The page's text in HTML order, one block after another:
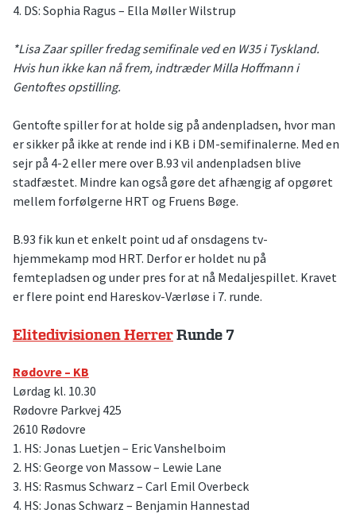
4. DS: Sophia Ragus – Ella Møller Wilstrup
*Lisa Zaar spiller fredag semifinale ved en W35 i Tyskland.
Hvis hun ikke kan nå frem, indtræder Milla Hoffmann i
Gentoftes opstilling.
Gentofte spiller for at holde sig på andenpladsen, hvor man
er sikker på ikke at rende ind i KB i DM-semifinalerne. Med en
sejr på 4-2 eller mere over B.93 vil andenpladsen blive
stadfæstet. Mindre kan også gøre det afhængig af opgøret
mellem forfølgerne HRT og Fruens Bøge.
B.93 fik kun et enkelt point ud af onsdagens tv-
hjemmekamp mod HRT. Derfor er holdet nu på
femtepladsen og under pres for at nå Medaljespillet. Kravet
er flere point end Hareskov-Værløse i 7. runde.
Elitedivisionen HerrerRunde 7
Rødovre – KB
Lørdag kl. 10.30
Rødovre Parkvej 425
2610 Rødovre
1. HS: Jonas Luetjen – Eric Vanshelboim
2. HS: George von Massow – Lewie Lane
3. HS: Rasmus Schwarz – Carl Emil Overbeck
4. HS: Jonas Schwarz – Benjamin Hannestad